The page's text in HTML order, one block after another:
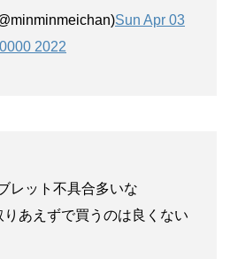
Sun Apr 03
2022
レット不具合多いな
りあえずで買うのは良くない